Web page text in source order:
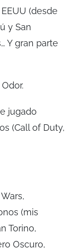
(desde
y San
Y gran parte
Odor.
jugado
(Call of Duty,
(mis
Torino,
Oscuro,